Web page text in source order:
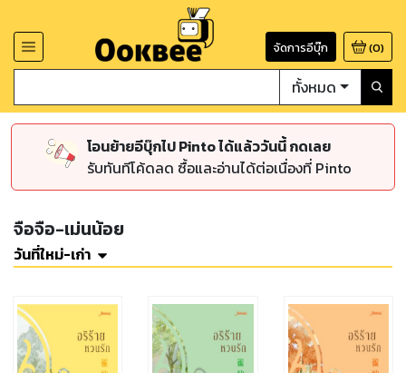
จัดการอีบุ๊ก (0)
ทั้งหมด
โอนย้ายอีบุ๊กไป Pinto ได้แล้ววันนี้ กดเลย
รับทันทีโค้ดลด ซื้อและอ่านได้ต่อเนื่องที่ Pinto
จือจือ-เม่นน้อย
วันที่ใหม่-เก่า